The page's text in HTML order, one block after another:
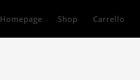
Homepage Shop Carrello